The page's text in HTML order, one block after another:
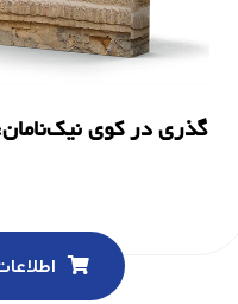
گذری در کوی نیک‌نامان: